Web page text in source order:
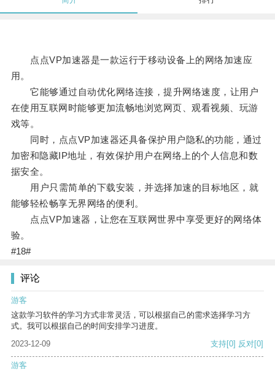
点点VP加速器是一款运行于移动设备上的网络加速应
用。
它能够通过自动优化网络连接，提升网络速度，让用户
在使用互联网时能够更加流畅地浏览网页、观看视频、玩游
戏等。
同时，点点VP加速器还具备保护用户隐私的功能，通过
加密和隐藏IP地址，有效保护用户在网络上的个人信息和数
据安全。
用户只需简单的下载安装，并选择加速的目标地区，就
能够轻松畅享无界网络的便利。
点点VP加速器，让您在互联网世界中享受更好的网络体
验。
#18#
评论
游客
这款学习软件的学习方式非常灵活，可以根据自己的需求选择学习方
式。我可以根据自己的时间安排学习进度。
2023-12-09
支持[0] 反对[0]
游客